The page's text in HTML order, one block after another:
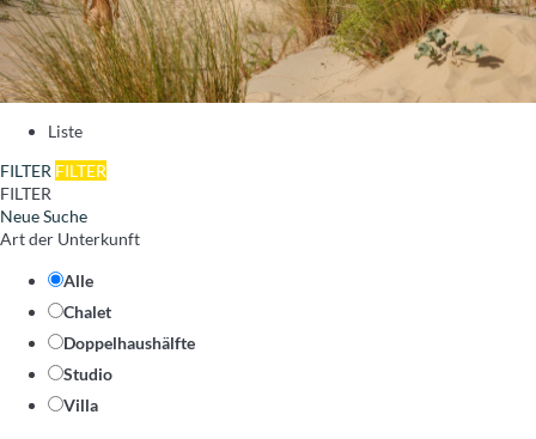
Liste
FILTER FILTER
FILTER
Neue Suche
Art der Unterkunft
Alle
Chalet
Doppelhaushälfte
Studio
Villa